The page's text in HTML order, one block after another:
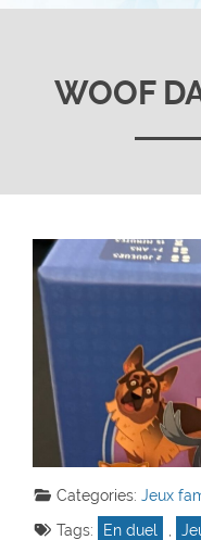
WOOF
Categories: Jeux
Tags:
En duel ,